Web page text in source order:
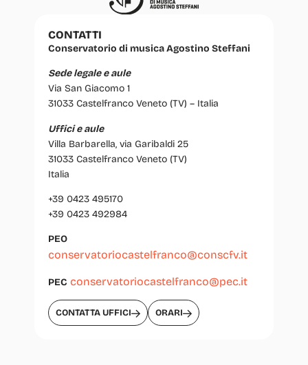
CONTATTI
Conservatorio di musica Agostino Steffani
Sede legale e aule
Via San Giacomo 1
31033 Castelfranco Veneto (TV) – Italia
Uffici e aule
Villa Barbarella, via Garibaldi 25
31033 Castelfranco Veneto (TV)
Italia
+39 0423 495170
+39 0423 492984
PEO
conservatoriocastelfranco@conscfv.it
PEC conservatoriocastelfranco@pec.it
CONTATTA UFFICI ORARI